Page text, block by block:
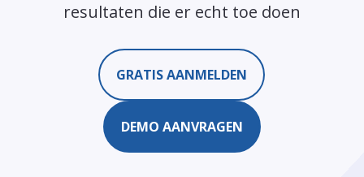
resultaten die er echt toe doen
GRATIS AANMELDEN
DEMO AANVRAGEN